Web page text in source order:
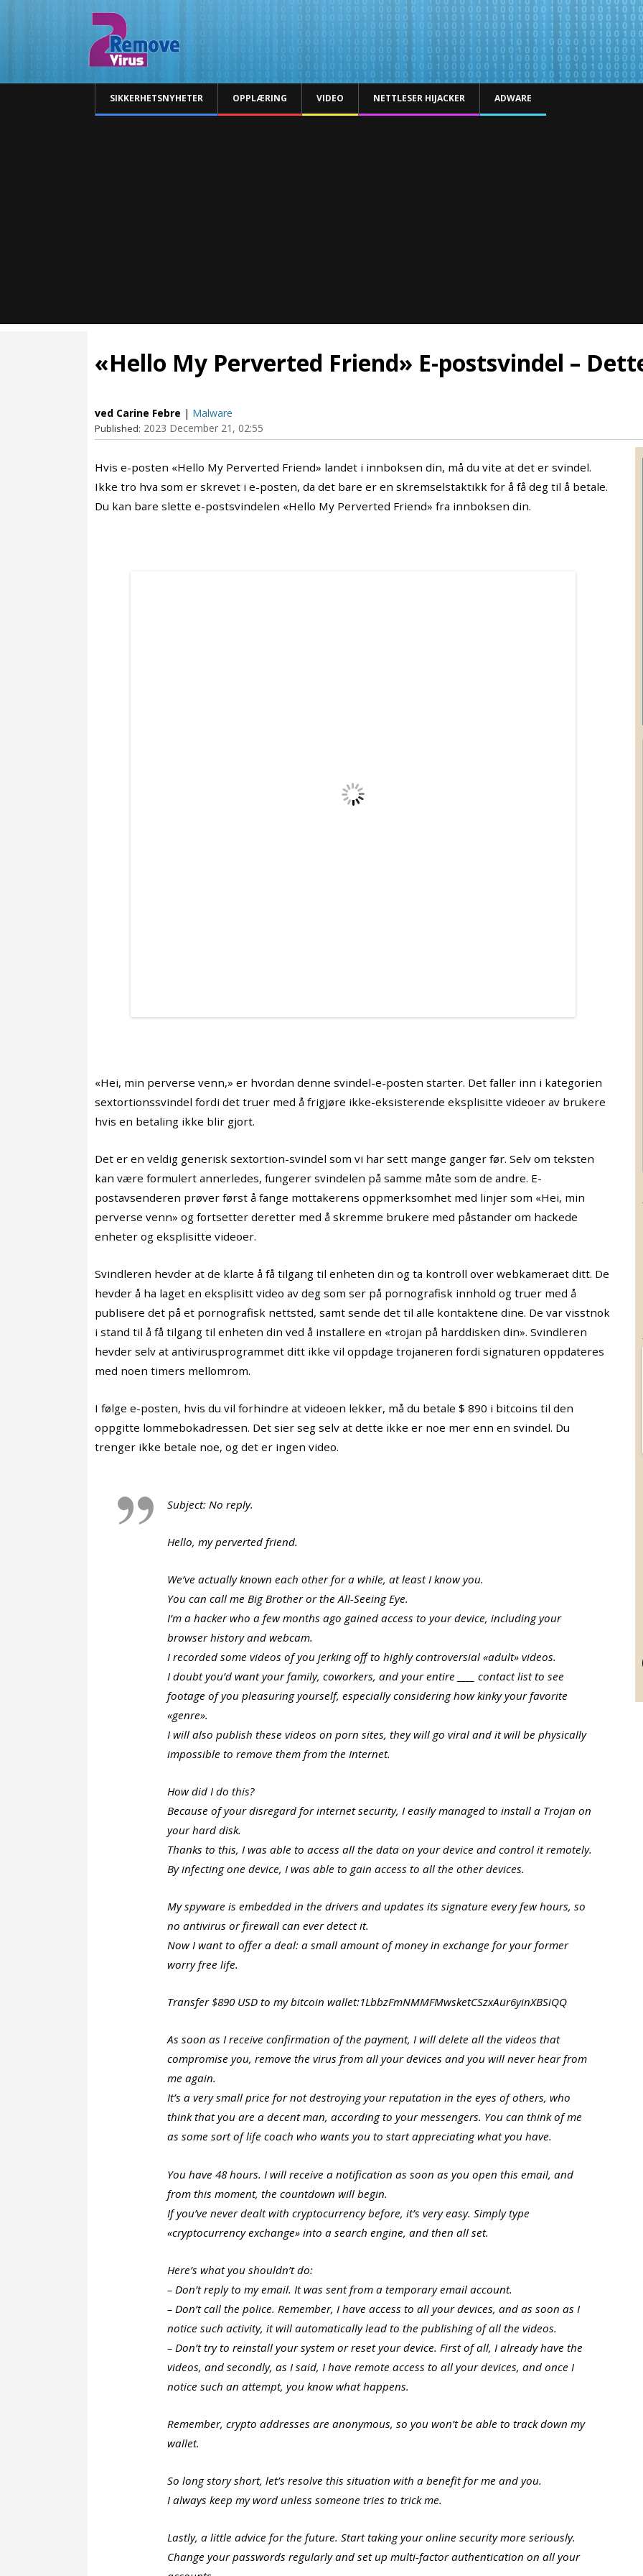
SIKKERHETSNYHETER OPPLÆRING VIDEO NETTLESER HIJACKER ADWARE
«Hello My Perverted Friend» E-postsvindel –
ved Carine Febre | Malware
Published: 2023 December 21, 02:55
Hvis e-posten «Hello My Perverted Friend» landet i innboksen din, må du vite at det er svindel.
Ikke tro hva som er skrevet i e-posten, da det bare er en skremselstaktikk for å få deg til å betale.
Du kan bare slette e-postsvindelen «Hello My Perverted Friend» fra innboksen din.
«Hei, min perverse venn,» er hvordan denne svindel-e-posten starter. Det faller inn i kategorien
sextortionssvindel fordi det truer med å frigjøre ikke-eksisterende eksplisitte videoer av brukere
hvis en betaling ikke blir gjort.
Det er en veldig generisk sextortion-svindel som vi har sett mange ganger før. Selv om teksten
kan være formulert annerledes, fungerer svindelen på samme måte som de andre. E-
postavsenderen prøver først å fange mottakerens oppmerksomhet med linjer som «Hei, min
perverse venn» og fortsetter deretter med å skremme brukere med påstander om hackede
enheter og eksplisitte videoer.
Svindleren hevder at de klarte å få tilgang til enheten din og ta kontroll over webkameraet ditt. De
hevder å ha laget en eksplisitt video av deg som ser på pornografisk innhold og truer med å
publisere det på et pornografisk nettsted, samt sende det til alle kontaktene dine. De var visstnok
i stand til å få tilgang til enheten din ved å installere en «trojan på harddisken din». Svindleren
hevder selv at antivirusprogrammet ditt ikke vil oppdage trojaneren fordi signaturen oppdateres
med noen timers mellomrom.
I følge e-posten, hvis du vil forhindre at videoen lekker, må du betale $ 890 i bitcoins til den
oppgitte lommebokadressen. Det sier seg selv at dette ikke er noe mer enn en svindel. Du
trenger ikke betale noe, og det er ingen video.
Subject: No reply.
Hello, my perverted friend.
We’ve actually known each other for a while, at least I know you.
You can call me Big Brother or the All-Seeing Eye.
I’m a hacker who a few months ago gained access to your device, including your
browser history and webcam.
I recorded some videos of you jerking off to highly controversial «adult» videos.
I doubt you’d want your family, coworkers, and your entire ____ contact list to see
footage of you pleasuring yourself, especially considering how kinky your favorite
«genre».
I will also publish these videos on porn sites, they will go viral and it will be physically
impossible to remove them from the Internet.
How did I do this?
Because of your disregard for internet security, I easily managed to install a Trojan on
your hard disk.
Thanks to this, I was able to access all the data on your device and control it remotely.
By infecting one device, I was able to gain access to all the other devices.
My spyware is embedded in the drivers and updates its signature every few hours, so
no antivirus or firewall can ever detect it.
Now I want to offer a deal: a small amount of money in exchange for your former
worry free life.
Transfer $890 USD to my bitcoin wallet:1LbbzFmNMMFMwsketCSzxAur6yinXBSiQQ
As soon as I receive confirmation of the payment, I will delete all the videos that
compromise you, remove the virus from all your devices and you will never hear from
me again.
It’s a very small price for not destroying your reputation in the eyes of others, who
think that you are a decent man, according to your messengers. You can think of me
as some sort of life coach who wants you to start appreciating what you have.
You have 48 hours. I will receive a notification as soon as you open this email, and
from this moment, the countdown will begin.
If you’ve never dealt with cryptocurrency before, it’s very easy. Simply type
«cryptocurrency exchange» into a search engine, and then all set.
Here’s what you shouldn’t do:
– Don’t reply to my email. It was sent from a temporary email account.
– Don’t call the police. Remember, I have access to all your devices, and as soon as I
notice such activity, it will automatically lead to the publishing of all the videos.
– Don’t try to reinstall your system or reset your device. First of all, I already have the
videos, and secondly, as I said, I have remote access to all your devices, and once I
notice such an attempt, you know what happens.
Remember, crypto addresses are anonymous, so you won’t be able to track down my
wallet.
So long story short, let’s resolve this situation with a benefit for me and you.
I always keep my word unless someone tries to trick me.
Lastly, a little advice for the future. Start taking your online security more seriously.
Change your passwords regularly and set up multi-factor authentication on all your